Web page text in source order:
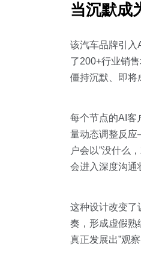
当沉默成
该汽车品牌引入
了200+行业销
僵持沉默、即将
每个节点的AI客
量动态调整反
户会以”没什么
会进入深度沟通
这种设计改变了
奏，形成虚假熟
真正发展出”观